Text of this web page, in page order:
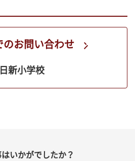
のお問い合わせ
日新小学校
いかがでしたか？